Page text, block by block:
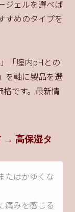
ジェルを選べば
すめのタイプを
「腟内pHとの
を軸に製品を選
です。最新情
→ 高保湿タ
たはかゆくな
痛みを感じる